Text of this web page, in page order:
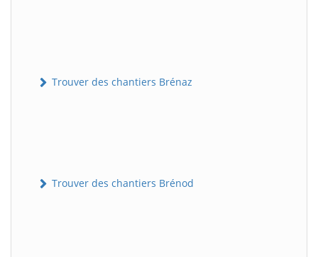
Trouver des chantiers Brénaz
Trouver des chantiers Brénod